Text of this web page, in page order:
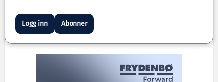
Logg inn Abonner